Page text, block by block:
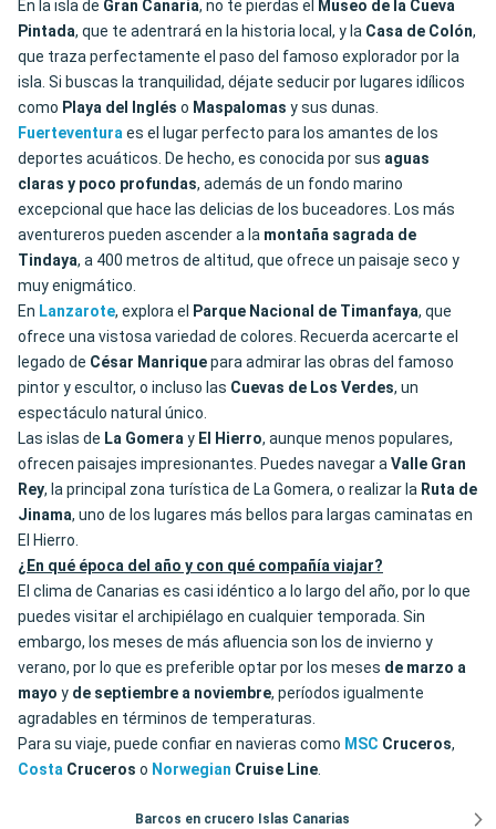
En la isla de Gran Canaria, no te pierdas el
Museo de la Cueva
Pintada, que te adentrará en la historia local, y la Casa de Colón,
que traza perfectamente el paso del famoso explorador por la
isla. Si buscas la tranquilidad, déjate seducir por lugares idílicos
como Playa del Inglés o Maspalomas y sus dunas.
Fuerteventuraes el lugar perfecto para los amantes de los
deportes acuáticos. De hecho, es conocida por sus aguas
claras y poco profundas, además de un fondo marino
excepcional que hace las delicias de los buceadores. Los más
aventureros pueden ascender a la montaña sagrada de
Tindaya, a 400 metros de altitud, que ofrece un paisaje seco y
muy enigmático.
En Lanzarote, explora el Parque Nacional de Timanfaya, que
ofrece una vistosa variedad de colores. Recuerda acercarte el
legado de César Manriquepara admirar las obras del famoso
pintor y escultor, o incluso las Cuevas de Los Verdes, un
espectáculo natural único.
Las islas de La Gomeray El Hierro, aunque menos populares,
ofrecen paisajes impresionantes. Puedes navegar aValle Gran
Rey, la principal zona turística de La Gomera, o realizar la Ruta de
Jinama, uno de los lugares más bellos para largas caminatas en
El Hierro.
¿En qué época del año y con qué compañía viajar?
El clima de Canarias es casi idéntico a lo largo del año, por lo que
puedes visitar el archipiélago en cualquier temporada. Sin
embargo, los meses de más afluencia son los de invierno y
verano, por lo que es preferible optar por los meses de marzo a
mayo y de septiembre a noviembre, períodos igualmente
agradables en términos de temperaturas.
Para su viaje, puede confiar en navieras como MSC Cruceros,
Costa Cruceros o Norwegian Cruise Line.
Barcos en crucero Islas Canarias